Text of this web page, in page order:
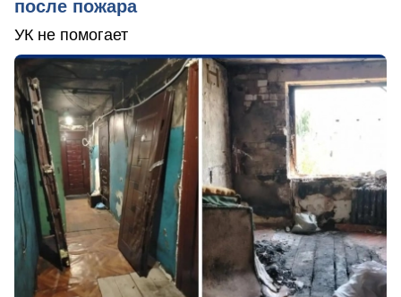
после пожара
УК не помогает